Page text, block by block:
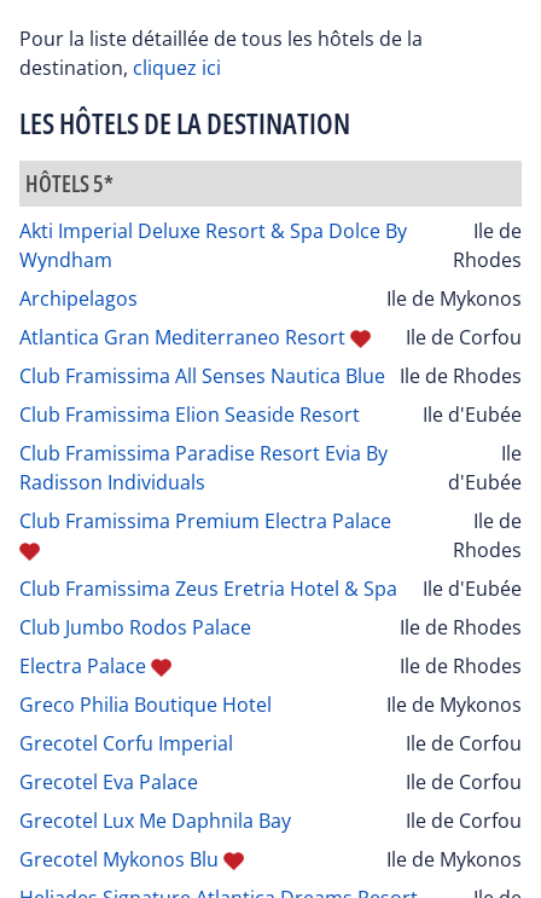
Pour la liste détaillée de tous les hôtels de la
destination, cliquez ici
LES HÔTELS DE LA DESTINATION
HÔTELS 5*
Akti Imperial Deluxe Resort & Spa Dolce By
Wyndham
Ile de
Rhodes
Archipelagos
Ile de Mykonos
Atlantica Gran Mediterraneo Resort
Ile de Corfou
Club Framissima All Senses Nautica Blue Ile de Rhodes
Club Framissima Elion Seaside Resort
Ile d'Eubée
Club Framissima Paradise Resort Evia By
Radisson Individuals
Ile
d'Eubée
Club Framissima Premium Electra Palace
Ile de
Rhodes
Club Framissima Zeus Eretria Hotel & Spa
Ile d'Eubée
Club Jumbo Rodos Palace
Ile de Rhodes
Electra Palace
Ile de Rhodes
Greco Philia Boutique Hotel
Ile de Mykonos
Grecotel Corfu Imperial
Ile de Corfou
Grecotel Eva Palace
Ile de Corfou
Grecotel Lux Me Daphnila Bay
Ile de Corfou
Grecotel Mykonos Blu
Ile de Mykonos